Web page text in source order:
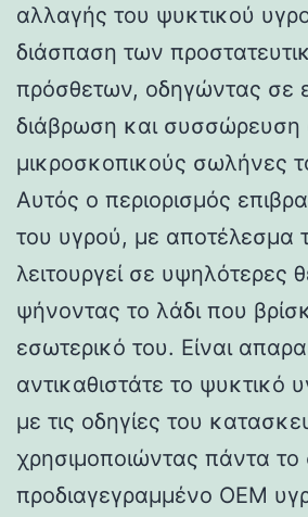
αλλαγής του ψυκτικού
διάσπαση των
πρόσθετων, οδηγώντας σε
διάβρωση και
μικροσκοπικούς σωλήνες
Αυτός ο περιορισμός
του υγρού, με αποτέλεσμα
λειτουργεί σε υψηλότερες
ψήνοντας το λάδι που
εσωτερικό του. Είναι
αντικαθιστάτε το
με τις οδηγίες του
χρησιμοποιώντας πάντα
προδιαγεγραμμένο OEM